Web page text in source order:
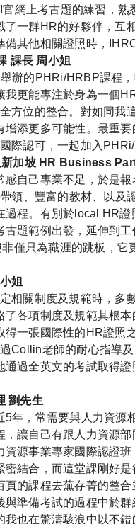
網上考古題的練習，
一群HR的好夥伴，互
其他相關證照時，
課長 周小姐
辦的PHRi/HRBP課程
我更能專注於身為一個
方位的整合。對如同我
增添更多可能性。最重
際認可，一起加入
加坡 HR Business
感自己專業不足，於是
領、豐富的教材、以及
過程。有別於local HR
題範例出發，延伸到
僅只為職涯的跳板，
姐
相關制度及規範時，多
了各項制度及規範其根
得一張國際性的HR證照
Collin老師的耐心指導
過全英文的考試取得
劉先生
年，常需要與人力資源
讓自己有跟人力資源
資源事業專家國際認證
結合，而這堂課剛好
的課程去蕪存菁的整
準備考試的過程中於
也在驚濤駭浪中以不